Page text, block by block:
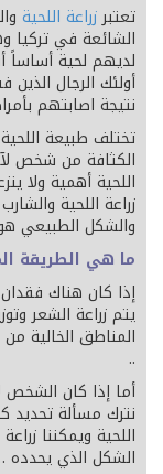
تعتبرزراعة اللحية
الشائعة في تركيا
لديهم لحية أساساً
أولئك الرجال
نتيجة اصابتهم
تختلف طبيعة
الكثافة من شخص
اللحية أهمية ولا
زراعة اللحية
والشكل الطبيعي
ما هي الطريقة
إذا كان هناك
يتم زراعة الشعر
المناطق الخالية
..
أما إذا كان الشخص
نترك مسألة تحديد
الشكل الذي يحدده